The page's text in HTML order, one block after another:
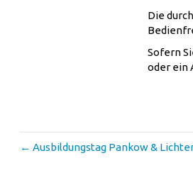
Die
Sofern
oder ein
← Ausbildungstag Pankow &